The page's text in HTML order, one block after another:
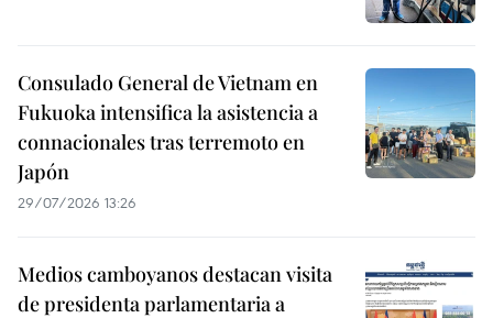
Consulado General de Vietnam en
Fukuoka intensifica la asistencia a
connacionales tras terremoto en
Japón
29/07/2026 13:26
Medios camboyanos destacan visita
de presidenta parlamentaria a